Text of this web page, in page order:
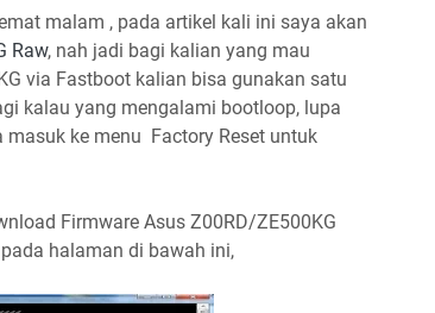
malam , pada artikel kali ini saya akan
Raw, nah jadi bagi kalian yang mau
via Fastboot kalian bisa gunakan satu
kalau yang mengalami bootloop, lupa
ke menu Factory Reset untuk
Firmware Asus Z00RD/ZE500KG
halaman di bawah ini,